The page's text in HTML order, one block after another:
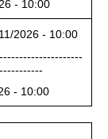
- 10:00
2026 - 10:00
- 10:00